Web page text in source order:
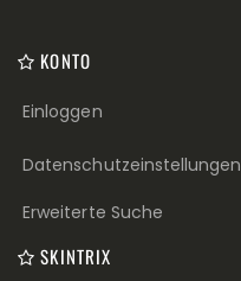
KONTO
Einloggen
Datenschutzeinstellungen
Erweiterte Suche
SKINTRIX